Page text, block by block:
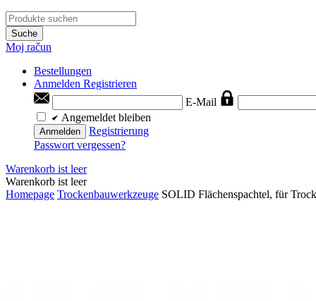
Suche
Moj račun
Bestellungen
Anmelden Registrieren
E-Mail
Angemeldet bleiben
Anmelden
Registrierung
Passwort vergessen?
Warenkorb ist leer
Warenkorb ist leer
Homepage Trockenbauwerkzeuge SOLID Flächenspachtel, für